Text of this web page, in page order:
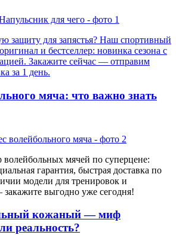
защиту для запястья? Наш спортивный
и бестселлер: новинка сезона с
Закажите сейчас — отправим
за 1 день.
мяча: что важно знать
мячей по суперцене:
гарантия, быстрая доставка по
модели для тренировок и
закажите выгодно уже сегодня!
кожаный — миф
реальность?